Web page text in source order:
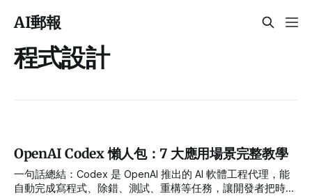
AI郵報
程式設計
OpenAI Codex 懶人包：7 大應用場景完整教學
一句話總結：Codex 是 OpenAI 推出的 AI 軟體工程代理，能
自動完成寫程式、除錯、測試、重構等任務，讓開發者把時間